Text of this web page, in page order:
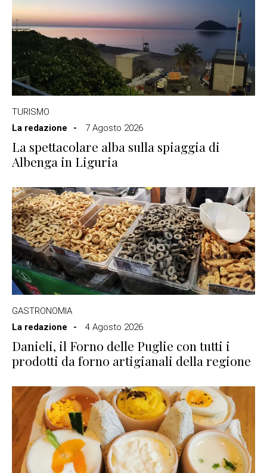
TURISMO
La redazione
7 Agosto 2026
La spettacolare alba sulla spiaggia di
Albenga in Liguria
GASTRONOMIA
La redazione
4 Agosto 2026
Danieli, il Forno delle Puglie con tutti i
prodotti da forno artigianali della regione